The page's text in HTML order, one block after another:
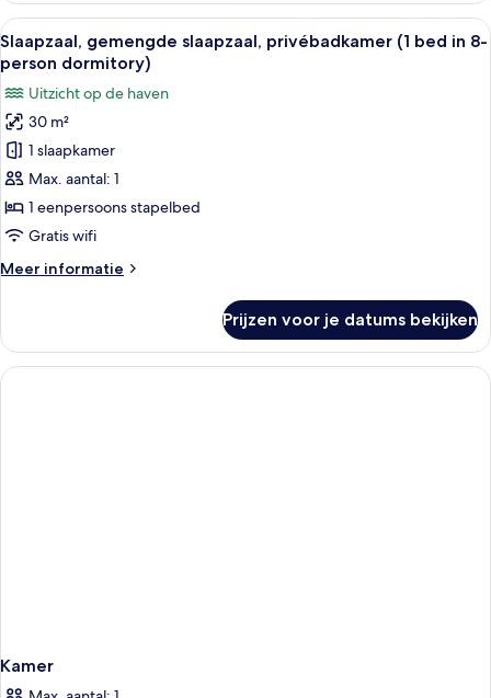
laden
slaapzaal,
privébadkamer
(1
bed
in
4-
person
dormitory)
Alle
foto's
voor
Slaapzaal,
gemengde
slaapzaal,
privébadkamer
(1
bed
8-
laden
Een studentenkamer met
6
Slaapzaal, gemengde slaapzaal, privébadkamer (1 bed in 8-
person dormitory)
Uitzicht op de haven
30 m²
1 slaapkamer
Max. aantal: 1
1 eenpersoons stapelbed
Gratis wifi
Meer informatie
Meer
gemengde
slaapzaal,
privébadkamer
Prijzen voor je datums bekijken
Kamer